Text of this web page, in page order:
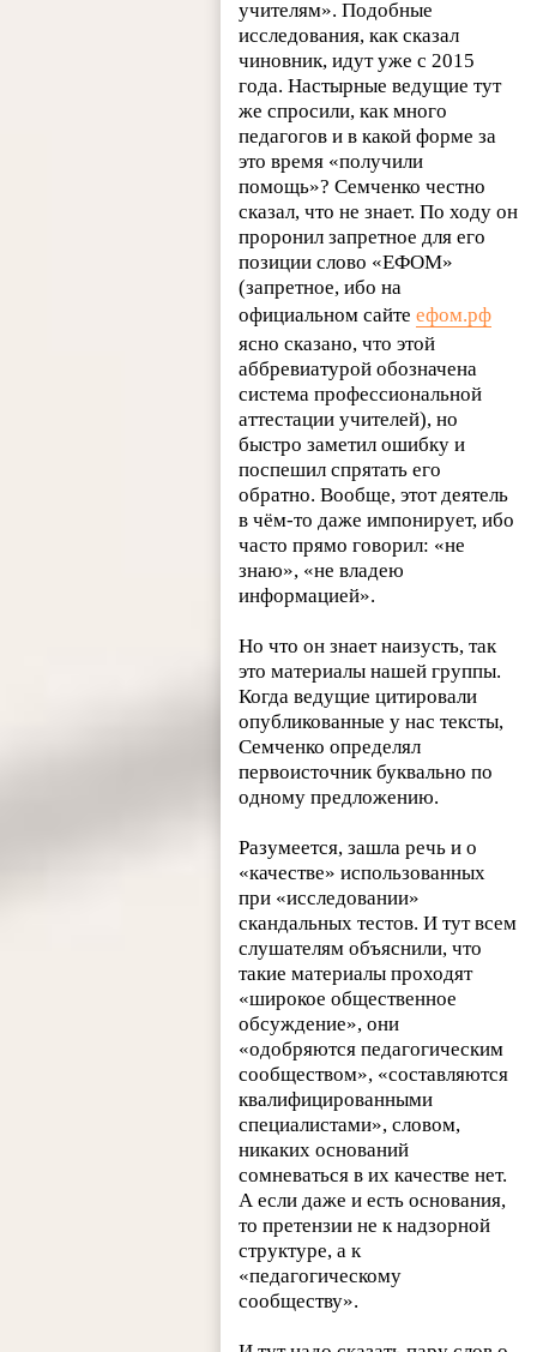
учителям». Подобные
исследования, как сказал
чиновник, идут уже с 2015
года. Настырные ведущие тут
же спросили, как много
педагогов и в какой форме за
это время «получили
помощь»? Семченко честно
сказал, что не знает. По ходу он
проронил запретное для его
позиции слово «ЕФОМ»
(запретное, ибо на
официальном сайтеефом.рф
ясно сказано, что этой
аббревиатурой обозначена
система профессиональной
аттестации учителей), но
быстро заметил ошибку и
поспешил спрятать его
обратно. Вообще, этот деятель
в чём-то даже импонирует, ибо
часто прямо говорил: «не
знаю», «не владею
информацией».
Но что он знает наизусть, так
это материалы нашей группы.
Когда ведущие цитировали
опубликованные у нас тексты,
Семченко определял
первоисточник буквально по
одному предложению.
Разумеется, зашла речь и о
«качестве» использованных
при «исследовании»
скандальных тестов. И тут всем
слушателям объяснили, что
такие материалы проходят
«широкое общественное
обсуждение», они
«одобряются педагогическим
сообществом», «составляются
квалифицированными
специалистами», словом,
никаких оснований
сомневаться в их качестве нет.
А если даже и есть основания,
то претензии не к надзорной
структуре, а к
«педагогическому
сообществу».